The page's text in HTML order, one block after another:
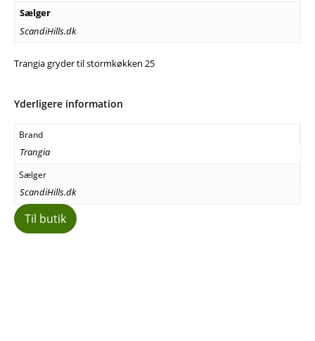
Sælger
ScandiHills.dk
Trangia gryder til stormkøkken 25
Yderligere information
Brand
Trangia
Sælger
ScandiHills.dk
Til butik